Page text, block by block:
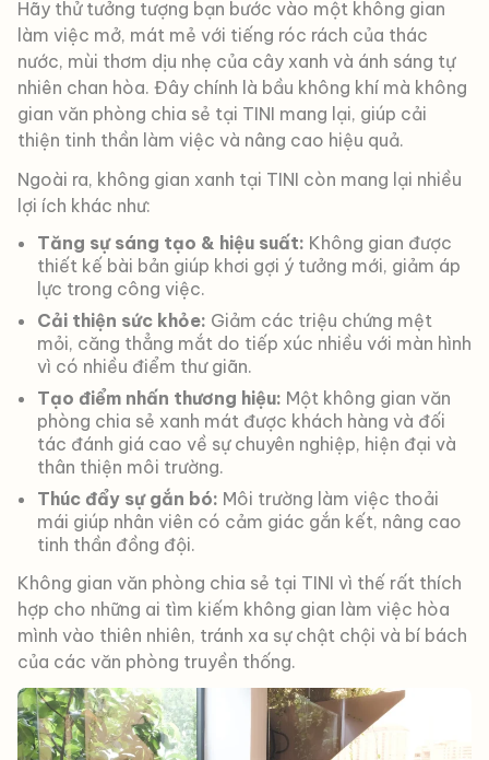
Hãy thử tưởng tượng bạn bước vào một không gian
làm việc mở, mát mẻ với tiếng róc rách của thác
nước, mùi thơm dịu nhẹ của cây xanh và ánh sáng tự
nhiên chan hòa. Đây chính là bầu không khí mà không
gian văn phòng chia sẻ tại TINI mang lại, giúp cải
thiện tinh thần làm việc và nâng cao hiệu quả.
Ngoài ra, không gian xanh tại TINI còn mang lại nhiều
lợi ích khác như:
Tăng sự sáng tạo & hiệu suất: Không gian được
thiết kế bài bản giúp khơi gợi ý tưởng mới, giảm áp
lực trong công việc.
Cải thiện sức khỏe: Giảm các triệu chứng mệt
mỏi, căng thẳng mắt do tiếp xúc nhiều với màn hình
vì có nhiều điểm thư giãn.
Tạo điểm nhấn thương hiệu: Một không gian văn
phòng chia sẻ xanh mát được khách hàng và đối
tác đánh giá cao về sự chuyên nghiệp, hiện đại và
thân thiện môi trường.
Thúc đẩy sự gắn bó: Môi trường làm việc thoải
mái giúp nhân viên có cảm giác gắn kết, nâng cao
tinh thần đồng đội.
Không gian văn phòng chia sẻ tại TINI vì thế rất thích
hợp cho những ai tìm kiếm không gian làm việc hòa
mình vào thiên nhiên, tránh xa sự chật chội và bí bách
của các văn phòng truyền thống.